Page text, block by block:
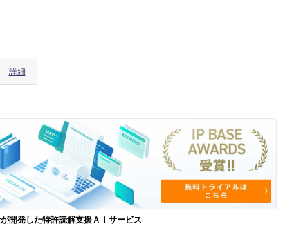
詳細
が開発した特許読解支援ＡＩサービス